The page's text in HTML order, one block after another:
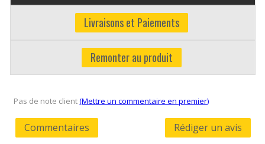
Livraisons et Paiements
Remonter au produit
Pas de note client(Mettre un commentaire en premier)
Commentaires Rédiger un avis